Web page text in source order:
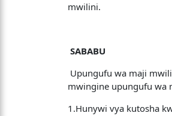
mwilini.
SABABU
Upungufu wa maji
mwingine upungufu wa
1.Hunywi vya kutosha